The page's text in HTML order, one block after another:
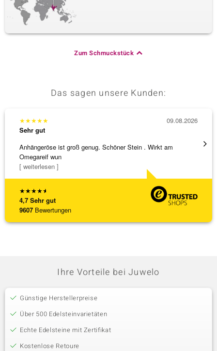
Zum Schmuckstück
Das sagen unsere Kunden:
★★★★★
4,7 Sehr gut
9607 Bewertungen
★★★★★
Sehr gut
Anhängeröse ist groß genug. Schöner Stein . Wirkt am
Omegareif wun
[ weiterlesen ]
09.08.2026
Ihre Vorteile bei Juwelo
Günstige Herstellerpreise
Über 500 Edelsteinvarietäten
Echte Edelsteine mit Zertifikat
Kostenlose Retoure